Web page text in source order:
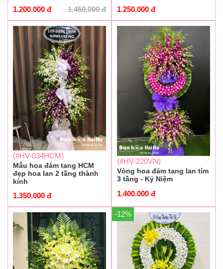
1.450.000đ
1.200.000 đ 1.250.000 đ
(#HV-034HCM)
Mẫu hoa đám tang HCM
đẹp hoa lan 2 tầng thành
kính
1.350.000 đ
(#HV-220VN)
Vòng hoa đám tang lan tím
3 tầng - Kỷ Niệm
1.400.000 đ
-12%